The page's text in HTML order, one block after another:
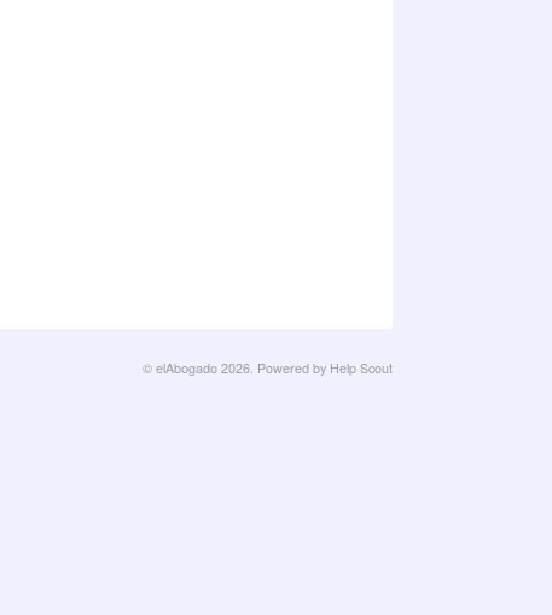
© elAbogado 2026. Powered by Help Scout